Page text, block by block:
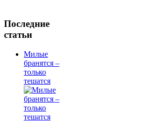
Последние
статьи
Милые
бранятся –
только
тешатся